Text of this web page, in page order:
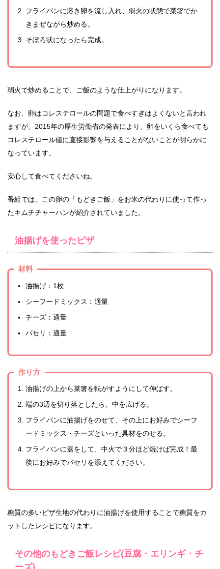
フライパンに溶き卵を流し入れ、弱火の状態で菜箸でか
きまぜながら炒める。
そぼろ状になったら完成。
弱火で炒めることで、ご飯のような仕上がりになります。
なお、卵はコレステロールの問題で食べすぎはよくないと言われ
ますが、2015年の厚生労働省の発表により、卵をいくら食べても
コレステロール値に直接影響を与えることがないことが明らかに
なっています。
安心して食べてくださいね。
番組では、この卵の「もどきご飯」をお米の代わりに使って作っ
たキムチチャーハンが紹介されていました。
油揚げを使ったピザ
材料
油揚げ：1枚
シーフードミックス：適量
チーズ：適量
パセリ：適量
作り方
油揚げの上から菜箸を転がすようにして伸ばす。
端の3辺を切り落としたら、中を広げる。
フライパンに油揚げをのせて、その上にお好みでシーフ
ードミックス・チーズといった具材をのせる。
フライパンに蓋をして、中火で３分ほど焼けば完成！最
後にお好みでパセリを添えてください。
糖質の多いピザ生地の代わりに油揚げを使用することで糖質をカ
ットしたレシピになります。
その他のもどきご飯レシピ(豆腐・エリンギ・チ
ーズ)